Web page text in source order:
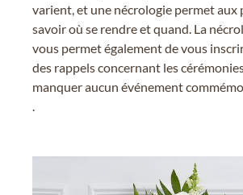
varient, et une nécrologie permet aux
savoir où se rendre et quand. La
vous permet également de vous
des rappels concernant les
manquer aucun événement